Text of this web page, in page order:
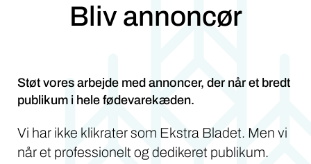
Bliv annoncør
Støt vores arbejde med annoncer, der når et bredt
publikum i hele fødevarekæden.
Vi har ikke klikrater som Ekstra Bladet. Men vi
når et professionelt og dedikeret publikum.